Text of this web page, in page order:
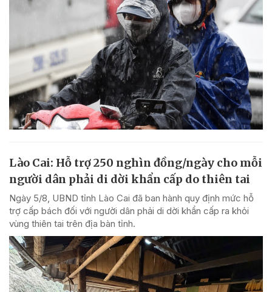
Lào Cai: Hỗ trợ 250 nghìn đồng/ngày cho mỗi
người dân phải di dời khẩn cấp do thiên tai
Ngày 5/8, UBND tỉnh Lào Cai đã ban hành quy định mức hỗ
trợ cấp bách đối với người dân phải di dời khẩn cấp ra khỏi
vùng thiên tai trên địa bàn tỉnh.